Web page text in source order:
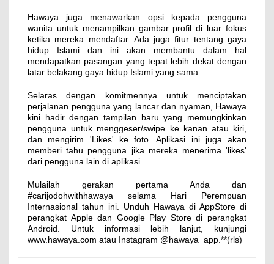
Hawaya juga menawarkan opsi kepada pengguna
wanita untuk menampilkan gambar profil di luar fokus
ketika mereka mendaftar. Ada juga fitur tentang gaya
hidup Islami dan ini akan membantu dalam hal
mendapatkan pasangan yang tepat lebih dekat dengan
latar belakang gaya hidup Islami yang sama.
Selaras dengan komitmennya untuk menciptakan
perjalanan pengguna yang lancar dan nyaman, Hawaya
kini hadir dengan tampilan baru yang memungkinkan
pengguna untuk menggeser/swipe ke kanan atau kiri,
dan mengirim 'Likes' ke foto. Aplikasi ini juga akan
memberi tahu pengguna jika mereka menerima 'likes'
dari pengguna lain di aplikasi.
Mulailah gerakan pertama Anda dan
#carijodohwithhawaya selama Hari Perempuan
Internasional tahun ini. Unduh Hawaya di AppStore di
perangkat Apple dan Google Play Store di perangkat
Android. Untuk informasi lebih lanjut, kunjungi
www.hawaya.com atau Instagram @hawaya_app.**(rls)